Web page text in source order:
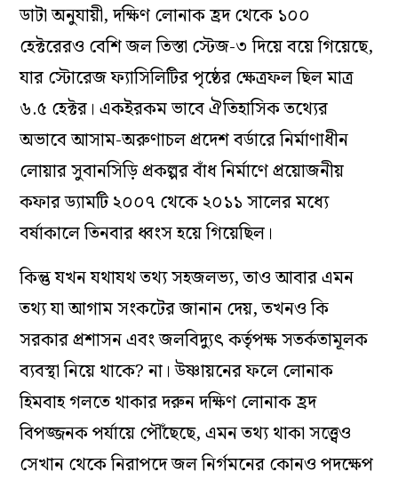
ডাটা অনুযায়ী, দক্ষিণ লোনাক হ্রদ থেকে ১০০
হেক্টরেরও বেশি জল তিস্তা স্টেজ-৩ দিয়ে বয়ে গিয়েছে,
যার স্টোরেজ ফ্যাসিলিটির পৃষ্ঠের ক্ষেত্রফল ছিল মাত্র
৬.৫ হেক্টর। একইরকম ভাবে ঐতিহাসিক তথ্যের
অভাবে আসাম-অরুণাচল প্রদেশ বর্ডারে নির্মাণাধীন
লোয়ার সুবানসিড়ি প্রকল্পর বাঁধ নির্মাণে প্রয়োজনীয়
কফার ড্যামটি ২০০৭ থেকে ২০১১ সালের মধ্যে
বর্ষাকালে তিনবার ধ্বংস হয়ে গিয়েছিল।
কিন্তু যখন যথাযথ তথ্য সহজলভ্য, তাও আবার এমন
তথ্য যা আগাম সংকটের জানান দেয়, তখনও কি
সরকার প্রশাসন এবং জলবিদ্যুৎ কর্তৃপক্ষ সতর্কতামূলক
ব্যবস্থা নিয়ে থাকে? না। উষ্ণায়নের ফলে লোনাক
হিমবাহ গলতে থাকার দরুন দক্ষিণ লোনাক হ্রদ
বিপজ্জনক পর্যায়ে পৌঁছেছে, এমন তথ্য থাকা সত্ত্বেও
সেখান থেকে নিরাপদে জল নির্গমনের কোনও পদক্ষেপ